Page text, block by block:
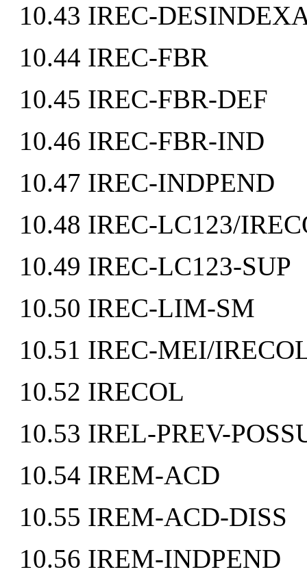
10.43 IREC-
10.44 IREC-FBR
10.45 IREC-FBR-DEF
10.46 IREC-FBR-IND
10.47 IREC-INDPEND
10.48 IREC-LC123/
10.49 IREC-LC123-SUP
10.50 IREC-LIM-SM
10.51 IREC-MEI/
10.52 IRECOL
10.53 IREL-PREV-
10.54 IREM-ACD
10.55 IREM-ACD-DISS
10.56 IREM-INDPEND